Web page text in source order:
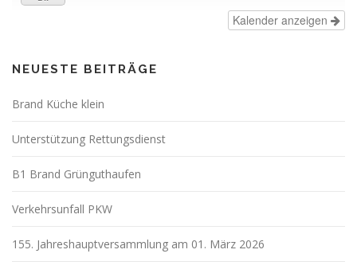
Kalender anzeigen
NEUESTE BEITRÄGE
Brand Küche klein
Unterstützung Rettungsdienst
B1 Brand Grünguthaufen
Verkehrsunfall PKW
155. Jahreshauptversammlung am 01. März 2026